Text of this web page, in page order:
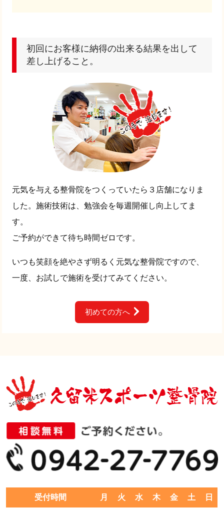
初回にお客様に納得の出来る結果を出して
差し上げること。
元気を与える整骨院をつくっていたら３店舗になりま
した。施術技術は、勉強会を毎週開催し向上してま
す。
ご予約ができて待ち時間ゼロです。
いつも笑顔を絶やさず明るく元気な整骨院ですので、
一度、お試しで施術を受けてみてください。
初めての方へ
受付時間 月 火 水 木 金 土 日